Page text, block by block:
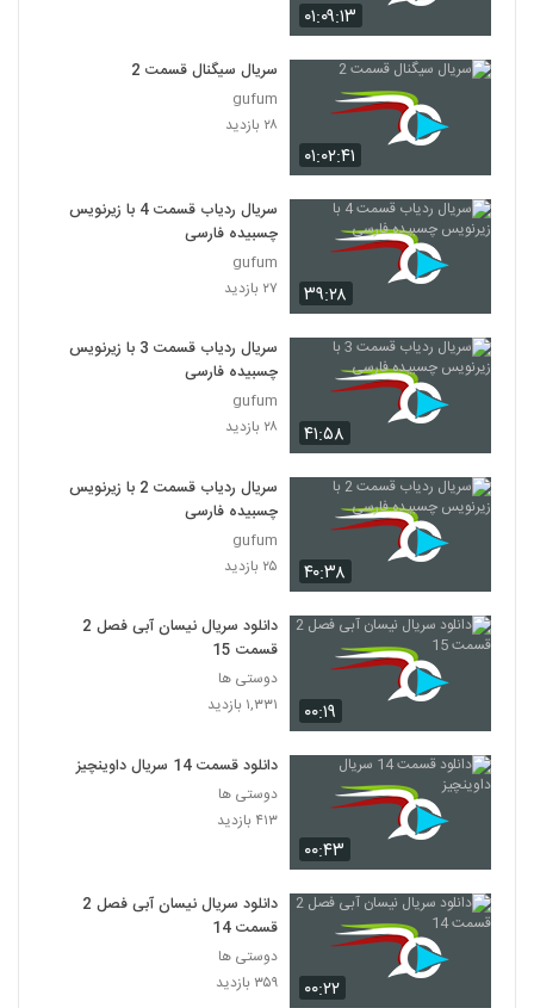
۰۱:۰۹:۱۳
۰۱:۰۲:۴۱
سریال سیگنال قسمت 2
gufum
۲۸ بازدید
۳۹:۲۸
سریال ردیاب قسمت 4 با زیرنویس
چسبیده فارسی
gufum
۲۷ بازدید
۴۱:۵۸
سریال ردیاب قسمت 3 با زیرنویس
چسبیده فارسی
gufum
۲۸ بازدید
۴۰:۳۸
سریال ردیاب قسمت 2 با زیرنویس
چسبیده فارسی
gufum
۲۵ بازدید
۰۰:۱۹
دانلود سریال نیسان آبی فصل 2
قسمت 15
دوستی ها
۱,۳۳۱ بازدید
۰۰:۴۳
دانلود قسمت 14 سریال داوینچیز
دوستی ها
۴۱۳ بازدید
۰۰:۲۲
دانلود سریال نیسان آبی فصل 2
قسمت 14
دوستی ها
۳۵۹ بازدید